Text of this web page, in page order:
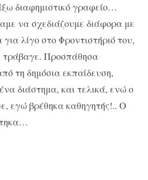
διαφημιστικό γραφείο…
να σχεδιάζουμε διάφορα με
λίγο στο Φροντιστήριό του,
Προσπάθησα
τη δημόσια εκπαίδευση,
ένα διάστημα, και τελικά, ενώ ο
εγώ βρέθηκα καθηγητής!.. Ο